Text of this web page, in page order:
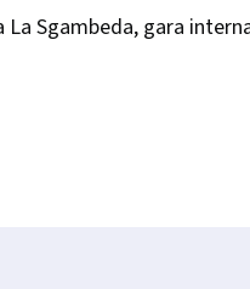
Sgambeda, gara